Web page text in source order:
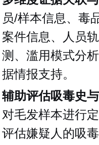
员/样本信息、毒
案件信息、人员
测、滥用模式分
据情报支持。
辅助评估吸毒史
对毛发样本进行
评估嫌疑人的吸